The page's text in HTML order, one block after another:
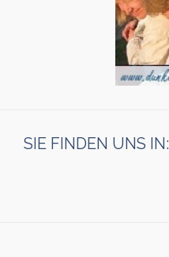
SIE FINDEN UNS IN: